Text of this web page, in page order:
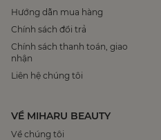
Hướng dẫn mua hàng
Chính sách đổi trả
Chính sách thanh toán, giao
nhận
Liên hệ chúng tôi
VỀ MIHARU BEAUTY
Về chúng tôi